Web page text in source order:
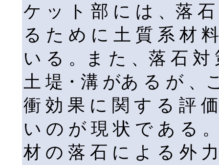
ケ ッ ト 部 に は 、落
る た め に 土 質 系 材
い る 。ま た 、落 石 対
土 堤・溝 があ る が 、
衝 効 果 に 関 す る 評
い の が 現 状 で あ る
材 の 落 石 に よ る 外